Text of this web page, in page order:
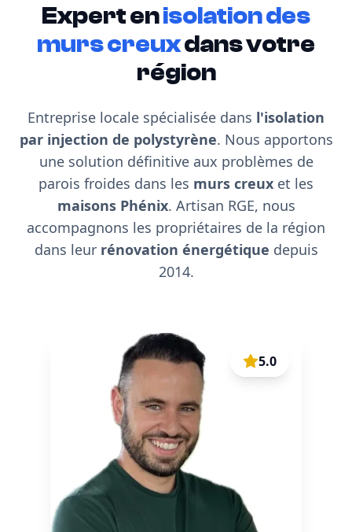
Expert enisolation des
murs creuxdans votre
région
Entreprise locale spécialisée dans l'isolation
par injection de polystyrène. Nous apportons
une solution définitive aux problèmes de
parois froides dans les murs creux et les
maisons Phénix. Artisan RGE, nous
accompagnons les propriétaires de la région
dans leurrénovation énergétique depuis
2014.
5.0